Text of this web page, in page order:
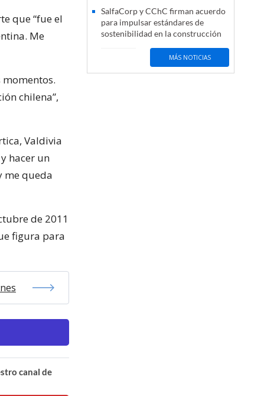
que “fue el
Me
chilena”,
Valdivia
hacer un
me queda
de 2011
figura para
canal de
SalfaCorp y CChC firman acuerdo
para impulsar estándares de
sostenibilidad en la construcción
MÁS NOTICIAS